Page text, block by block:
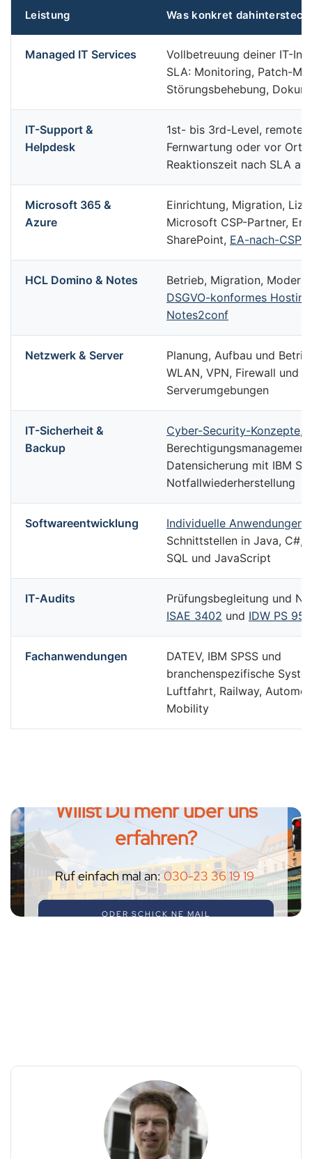
Leistung Was konkret
Managed IT Services
Vollbetreuung deiner IT-
SLA: Monitoring, Patch-
Störungsbehebung,
IT-Support &
Helpdesk
1st- bis 3rd-Level, remote
Fernwartung oder vor Ort
Reaktionszeit nach SLA
Microsoft 365 &
Azure
Einrichtung, Migration,
Microsoft CSP-Partner,
SharePoint, EA-nach-CSP-
HCL Domino & Notes
Betrieb, Migration,
DSGVO-konformes Hosting
Notes2conf
Netzwerk & Server
Planung, Aufbau und
WLAN, VPN, Firewall und
Serverumgebungen
IT-Sicherheit &
Backup
Cyber-Security-Konzepte,
Berechtigungsmanagement,
Datensicherung mit IBM
Notfallwiederherstellung
Softwareentwicklung Individuelle Anwendungen
Schnittstellen in Java, C#,
SQL und JavaScript
IT-Audits
Prüfungsbegleitung und
ISAE 3402 und IDW PS 951
Fachanwendungen
DATEV, IBM SPSS und
branchenspezifische
Luftfahrt, Railway,
Mobility
Willst Du mehr über uns
erfahren?
Ruf einfach mal an:030-23 36 19 19
ODER SCHICK NE MAIL